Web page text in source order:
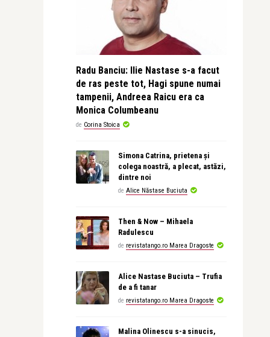
Radu Banciu: Ilie Nastase s-a facut
de ras peste tot, Hagi spune numai
tampenii, Andreea Raicu era ca
Monica Columbeanu
de Corina Stoica
Simona Catrina, prietena și
colega noastră, a plecat, astăzi,
dintre noi
de Alice Năstase Buciuta
Then & Now – Mihaela
Radulescu
de revistatango.ro Marea Dragoste
Alice Nastase Buciuta – Trufia
de a fi tanar
de revistatango.ro Marea Dragoste
Malina Olinescu s-a sinucis,